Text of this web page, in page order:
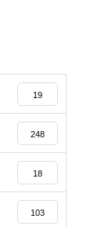
19
248
18
103